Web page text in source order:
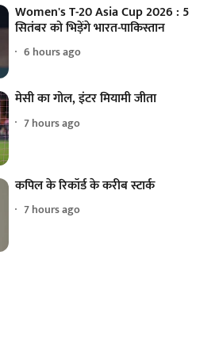
Women's T-20 Asia Cup 2026 : 5
सितंबर को भिड़ेंगे भारत-पाकिस्तान
6 hours ago
मेसी का गोल, इंटर मियामी जीता
7 hours ago
कपिल के रिकॉर्ड के करीब स्टार्क
7 hours ago